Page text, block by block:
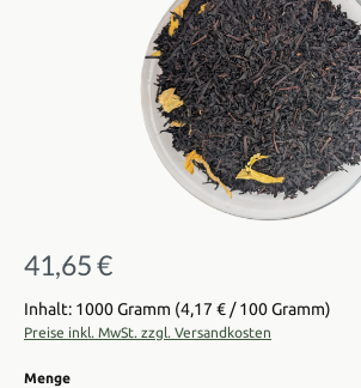
Regulärer Preis:
41,65 €
Inhalt: 1000 Gramm (4,17 € / 100 Gramm)
Preise inkl. MwSt. zzgl. Versandkosten
Mengeauswählen